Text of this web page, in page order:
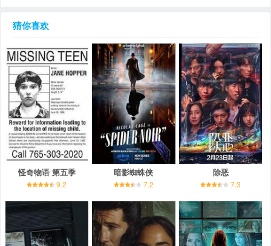
猜你喜欢
怪奇物语 第五季
9.2
暗影蜘蛛侠
7.2
除恶
7.3